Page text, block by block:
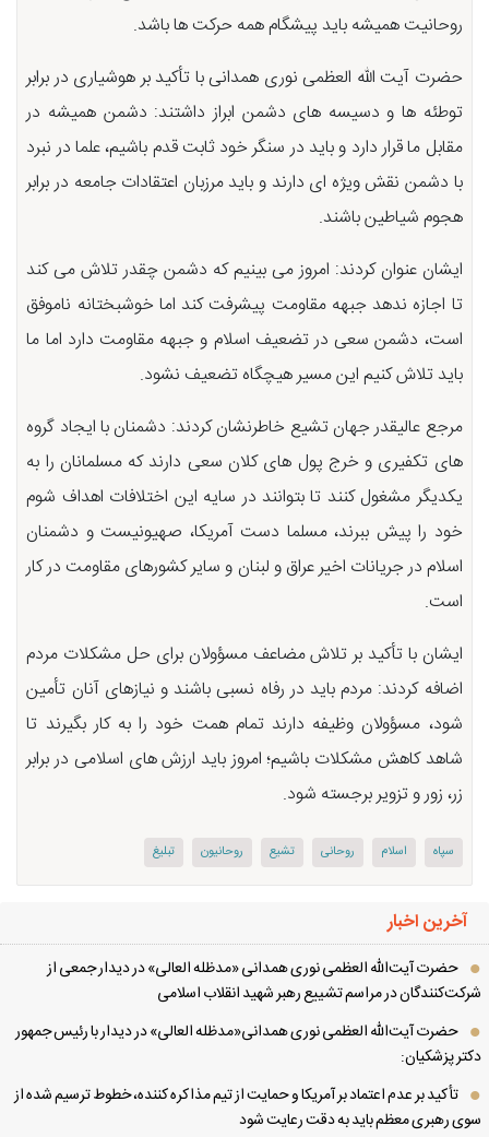
روحانیت همیشه باید پیشگام همه حرکت ها باشد.
حضرت آیت الله العظمی نوری همدانی با تأکید بر هوشیاری در برابر
توطئه ها و دسیسه های دشمن ابراز داشتند: دشمن همیشه در
مقابل ما قرار دارد و باید در سنگر خود ثابت قدم باشیم، علما در نبرد
با دشمن نقش ویژه ای دارند و باید مرزبان اعتقادات جامعه در برابر
هجوم شیاطین باشند.
ایشان عنوان کردند: امروز می بینیم که دشمن چقدر تلاش می کند
تا اجازه ندهد جبهه مقاومت پیشرفت کند اما خوشبختانه ناموفق
است، دشمن سعی در تضعیف اسلام و جبهه مقاومت دارد اما ما
باید تلاش کنیم این مسیر هیچگاه تضعیف نشود.
مرجع عالیقدر جهان تشیع خاطرنشان کردند: دشمنان با ایجاد گروه
های تکفیری و خرج پول های کلان سعی دارند که مسلمانان را به
یکدیگر مشغول کنند تا بتوانند در سایه این اختلافات اهداف شوم
خود را پیش ببرند، مسلما دست آمریکا، صهیونیست و دشمنان
اسلام در جریانات اخیر عراق و لبنان و سایر کشورهای مقاومت در کار
است.
ایشان با تأکید بر تلاش مضاعف مسؤولان برای حل مشکلات مردم
اضافه کردند: مردم باید در رفاه نسبی باشند و نیازهای آنان تأمین
شود، مسؤولان وظیفه دارند تمام همت خود را به کار بگیرند تا
شاهد کاهش مشکلات باشیم؛ امروز باید ارزش های اسلامی در برابر
زر، زور و تزویر برجسته شود.
سپاه اسلام روحانی تشیع روحانیون تبلیغ
آخرین اخبار
حضرت آیت‌الله العظمی نوری همدانی «مدظله العالی» در دیدار جمعی از
در مراسم تشییع رهبر شهید انقلاب اسلامی
حضرت آیت‌الله العظمی نوری همدانی«مدظله العالی» در دیدار با رئیس جمهور
پزشکیان:
تأکید بر عدم اعتماد بر آمریکا و حمایت از تیم مذاکره کننده، خطوط ترسیم شده از
رهبری معظم باید به دقت رعایت شود